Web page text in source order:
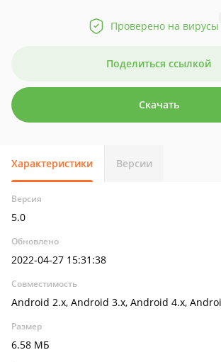
Проверено на вирусы
Поделиться ссылкой
Скачать
Характеристики Версии
Версия
5.0
Обновлено
2022-04-27 15:31:38
Совместимость
Android 2.x, Android 3.x, Android 4.x,
Размер
6.58 МБ